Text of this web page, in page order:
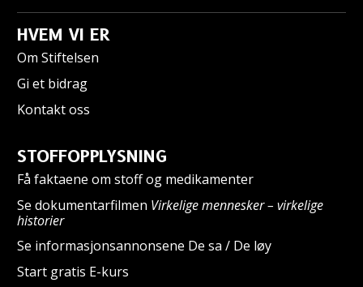
HVEM VI ER
Om Stiftelsen
Gi et bidrag
Kontakt oss
STOFFOPPLYSNING
Få faktaene om stoff og medikamenter
Se dokumentarfilmen Virkelige mennesker – virkelige
historier
Se informasjonsannonsene De sa / De løy
Start gratis E-kurs